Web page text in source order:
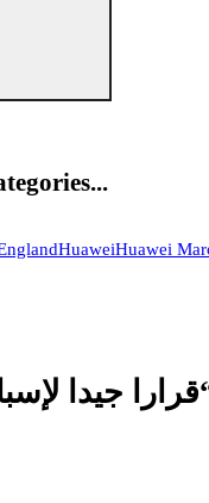
HuaweiHuawei
جيدا